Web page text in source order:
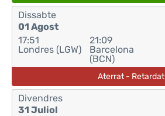
Dissabte
01 Agost
17:51
Londres (LGW)
21:09
Barcelona
(BCN)
Aterrat - Retardat
Divendres
31 Juliol